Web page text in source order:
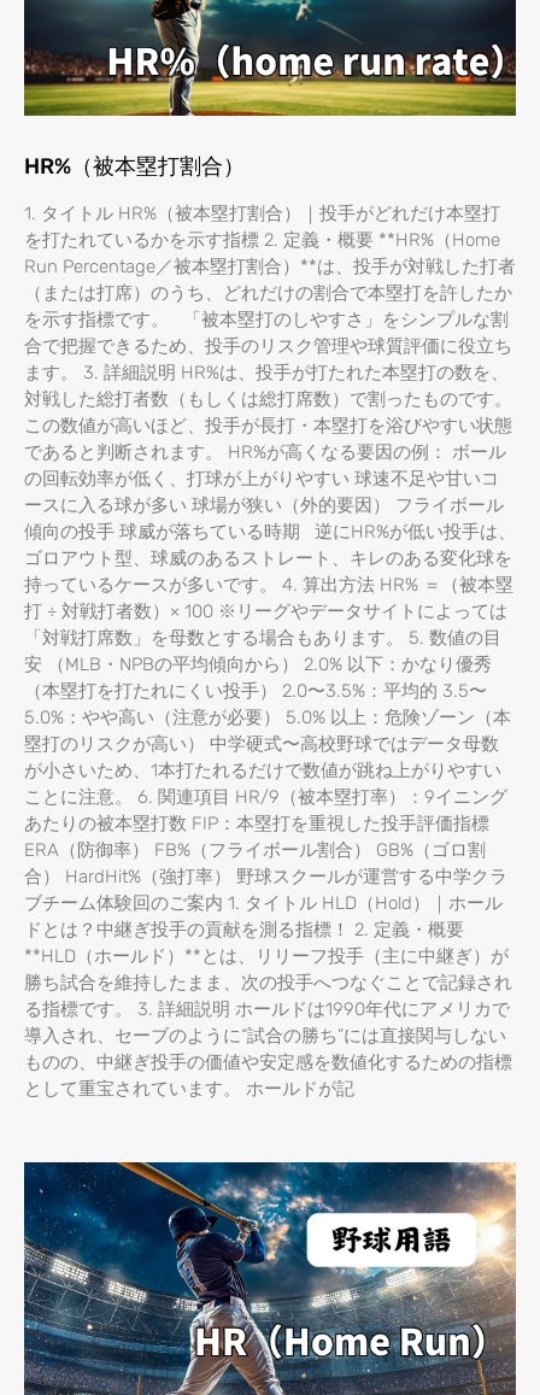
HR%（被本塁打割合）
1. タイトル HR%（被本塁打割合）｜投手がどれだけ本塁打
を打たれているかを示す指標 2. 定義・概要 **HR%（Home
Run Percentage／被本塁打割合）**は、投手が対戦した打者
（または打席）のうち、どれだけの割合で本塁打を許したか
を示す指標です。 「被本塁打のしやすさ」をシンプルな割
合で把握できるため、投手のリスク管理や球質評価に役立ち
ます。 3. 詳細説明 HR%は、投手が打たれた本塁打の数を、
対戦した総打者数（もしくは総打席数）で割ったものです。
この数値が高いほど、投手が長打・本塁打を浴びやすい状態
であると判断されます。 HR%が高くなる要因の例： ボール
の回転効率が低く、打球が上がりやすい 球速不足や甘いコ
ースに入る球が多い 球場が狭い（外的要因） フライボール
傾向の投手 球威が落ちている時期 逆にHR%が低い投手は、
ゴロアウト型、球威のあるストレート、キレのある変化球を
持っているケースが多いです。 4. 算出方法 HR% ＝（被本塁
打 ÷ 対戦打者数）× 100 ※リーグやデータサイトによっては
「対戦打席数」を母数とする場合もあります。 5. 数値の目
安 （MLB・NPBの平均傾向から） 2.0% 以下：かなり優秀
（本塁打を打たれにくい投手） 2.0〜3.5%：平均的 3.5〜
5.0%：やや高い（注意が必要） 5.0% 以上：危険ゾーン（本
塁打のリスクが高い） 中学硬式〜高校野球ではデータ母数
が小さいため、1本打たれるだけで数値が跳ね上がりやすい
ことに注意。 6. 関連項目 HR/9（被本塁打率）：9イニング
あたりの被本塁打数 FIP：本塁打を重視した投手評価指標
ERA（防御率） FB%（フライボール割合） GB%（ゴロ割
合） HardHit%（強打率） 野球スクールが運営する中学クラ
ブチーム体験回のご案内 1. タイトル HLD（Hold）｜ホール
ドとは？中継ぎ投手の貢献を測る指標！ 2. 定義・概要
**HLD（ホールド）**とは、リリーフ投手（主に中継ぎ）が
勝ち試合を維持したまま、次の投手へつなぐことで記録され
る指標です。 3. 詳細説明 ホールドは1990年代にアメリカで
導入され、セーブのように“試合の勝ち”には直接関与しない
ものの、中継ぎ投手の価値や安定感を数値化するための指標
として重宝されています。 ホールドが記